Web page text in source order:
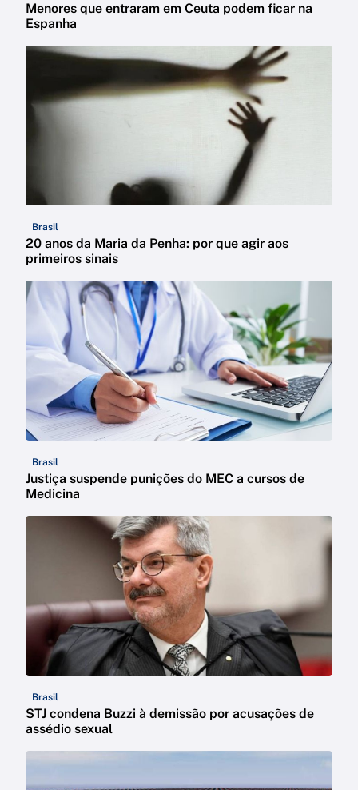
Menores que entraram em Ceuta podem ficar na
Espanha
Brasil
20 anos da Maria da Penha: por que agir aos
primeiros sinais
Brasil
Justiça suspende punições do MEC a cursos de
Medicina
Brasil
STJ condena Buzzi à demissão por acusações de
assédio sexual